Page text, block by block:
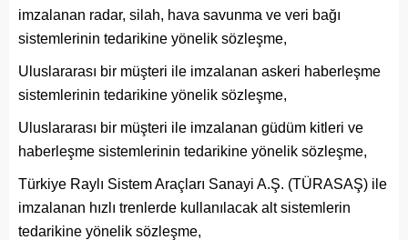
imzalanan radar, silah, hava savunma ve veri bağı
sistemlerinin tedarikine yönelik sözleşme,
Uluslararası bir müşteri ile imzalanan askeri haberleşme
sistemlerinin tedarikine yönelik sözleşme,
Uluslararası bir müşteri ile imzalanan güdüm kitleri ve
haberleşme sistemlerinin tedarikine yönelik sözleşme,
Türkiye Raylı Sistem Araçları Sanayi A.Ş. (TÜRASAŞ) ile
imzalanan hızlı trenlerde kullanılacak alt sistemlerin
tedarikine yönelik sözleşme,